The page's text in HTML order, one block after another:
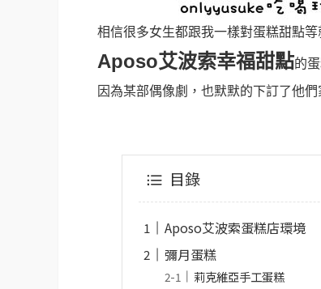
相信很多女生都跟我一樣對蛋糕甜點
Aposo艾波索幸福甜點的
因為某部偶像劇，也默默的下訂了他
目錄
Aposo艾波索蛋糕店環境
彌月蛋糕
莉克維亞手工蛋糕